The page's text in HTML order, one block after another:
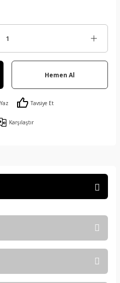
Hemen Al
Tavsiye Et
Karşılaştır